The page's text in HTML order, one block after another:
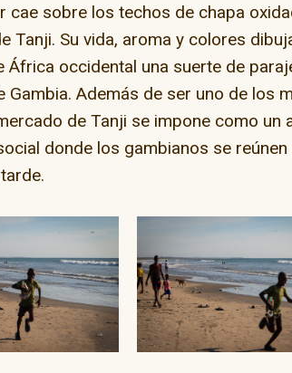
cae sobre los techos de chapa
Tanji. Su vida, aroma y colores
África occidental una suerte de
Gambia. Además de ser uno de los
de Tanji se impone como un
donde los gambianos se